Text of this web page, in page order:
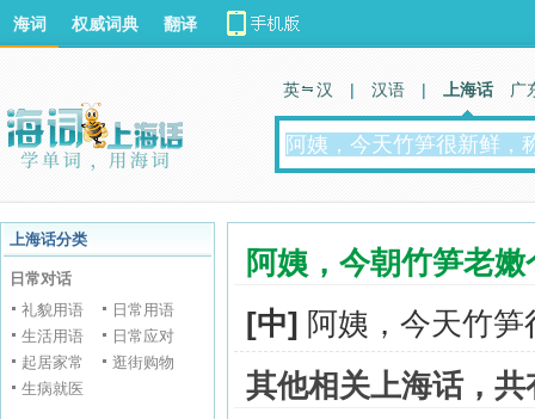
海词 权威词典 翻译
英 汉 | 汉语 | 上海话 广
上海话分类
日常对话
礼貌用语
日常用语
生活用语
日常应对
起居家常
逛街购物
生病就医
阿姨，今朝竹笋老
[中] 阿姨，今天竹
其他相关上海话，共